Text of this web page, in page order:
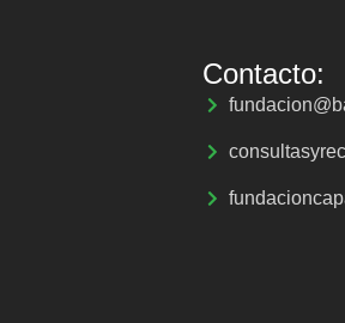
Contacto: